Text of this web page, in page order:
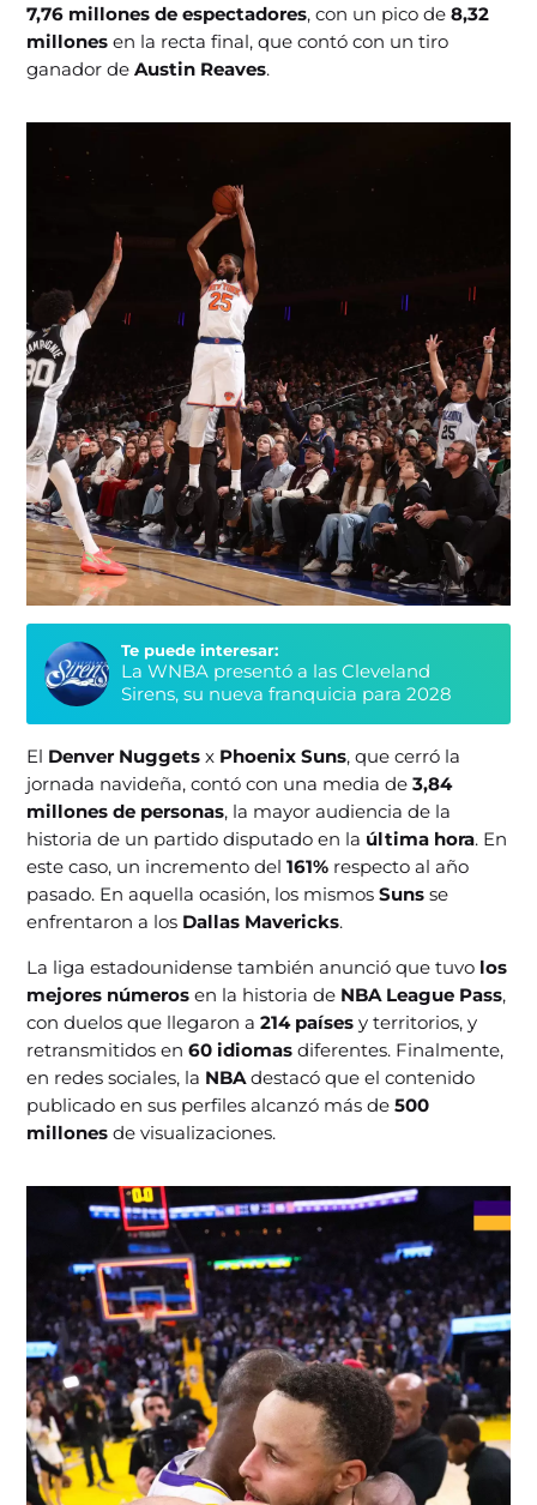
7,76 millones de espectadores, con un pico de8,32
millonesen la recta final, que contó con un tiro
ganador deAustin Reaves.
Te puede interesar:
La WNBA presentó a las Cleveland
Sirens, su nueva franquicia para 2028
El Denver Nuggetsx Phoenix Suns, que cerró la
jornada navideña, contó con una media de3,84
millones de personas, la mayor audiencia de la
historia de un partido disputado en la última hora. En
este caso, un incremento del161% respecto al año
pasado. En aquella ocasión, los mismosSunsse
enfrentaron a los Dallas Mavericks.
La liga estadounidense también anunció que tuvo los
mejores númerosen la historia de NBA League Pass,
con duelos que llegaron a214 paísesy territorios, y
retransmitidos en60 idiomasdiferentes. Finalmente,
en redes sociales, la NBAdestacó que el contenido
publicado en sus perfiles alcanzó más de500
millonesde visualizaciones.